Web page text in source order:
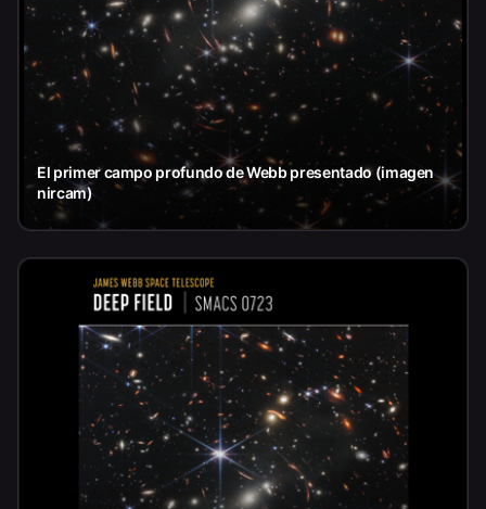
El primer campo profundo de Webb presentado (imagen
nircam)